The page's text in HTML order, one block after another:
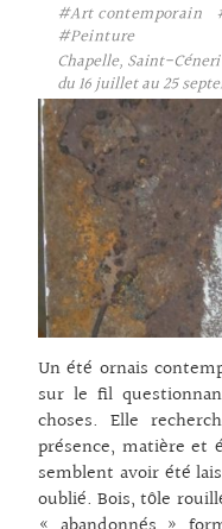
#Art contemporain
#Peinture
Chapelle, Saint-Céneri
du 16 juillet au 25
Un été ornais
sur le fil
choses. Elle
présence, matière et
semblent avoir été
oublié. Bois, tôle